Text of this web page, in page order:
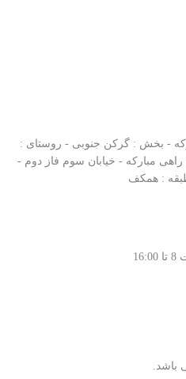
- بخش : گرکن جنوبی - روستای :
مبارکه - خیابان سوم فاز دوم -
باشد.